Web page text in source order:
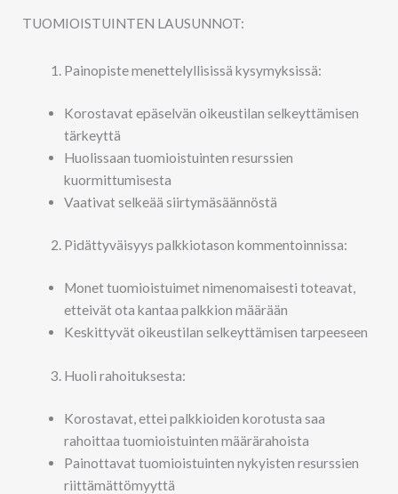
TUOMIOISTUINTEN LAUSUNNOT:
Painopiste menettelyllisissä kysymyksissä:
Korostavat epäselvän oikeustilan selkeyttämisen
tärkeyttä
Huolissaan tuomioistuinten resurssien
kuormittumisesta
Vaativat selkeää siirtymäsäännöstä
Pidättyväisyys palkkiotason kommentoinnissa:
Monet tuomioistuimet nimenomaisesti toteavat,
etteivät ota kantaa palkkion määrään
Keskittyvät oikeustilan selkeyttämisen tarpeeseen
Huoli rahoituksesta:
Korostavat, ettei palkkioiden korotusta saa
rahoittaa tuomioistuinten määrärahoista
Painottavat tuomioistuinten nykyisten resurssien
riittämättömyyttä